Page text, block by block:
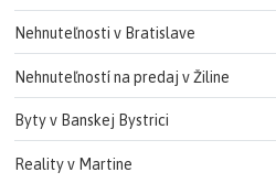
Nehnuteľnosti v Bratislave
Nehnuteľností na predaj v Žiline
Byty v Banskej Bystrici
Reality v Martine